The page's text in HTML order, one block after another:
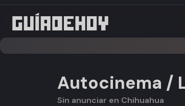
Autocinema /
Sin anunciar en Chihuahua